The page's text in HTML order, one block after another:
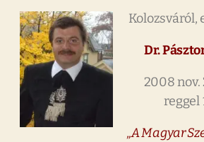
Kolozsváról,
Dr.
2008
reggel
„A Magyar